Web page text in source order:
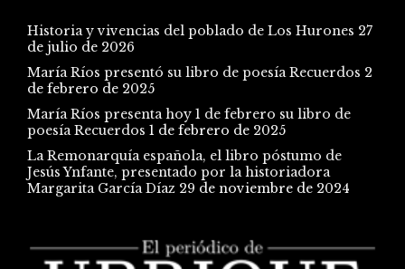
Historia y vivencias del poblado de Los Hurones 27
de julio de 2026
María Ríos presentó su libro de poesía Recuerdos 2
de febrero de 2025
María Ríos presenta hoy 1 de febrero su libro de
poesía Recuerdos 1 de febrero de 2025
La Remonarquía española, el libro póstumo de
Jesús Ynfante, presentado por la historiadora
Margarita García Díaz 29 de noviembre de 2024